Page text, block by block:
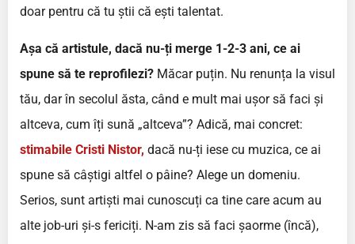
doar pentru că tu știi că ești talentat.
Așa că artistule, dacă nu-ți merge 1-2-3 ani, ce ai
spune să te reprofilezi? Măcar puțin. Nu renunța la visul
tău, dar în secolul ăsta, când e mult mai ușor să faci și
altceva, cum îți sună „altceva”? Adică, mai concret:
stimabile Cristi Nistor, dacă nu-ți iese cu muzica, ce ai
spune să câștigi altfel o pâine? Alege un domeniu.
Serios, sunt artiști mai cunoscuți ca tine care acum au
alte job-uri și-s fericiți. N-am zis să faci șaorme (încă),